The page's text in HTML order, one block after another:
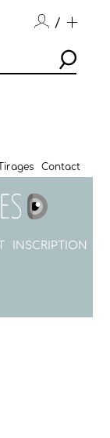
/
Tirages Contact
INSCRIPTION